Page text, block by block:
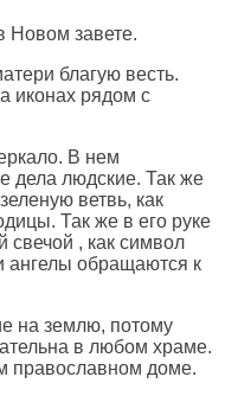
Новом завете.
благую весть.
иконах рядом с
В нем
дела людские. Так же
ветвь, как
Так же в его руке
, как символ
ангелы обращаются к
на землю, потому
в любом храме.
православном доме.